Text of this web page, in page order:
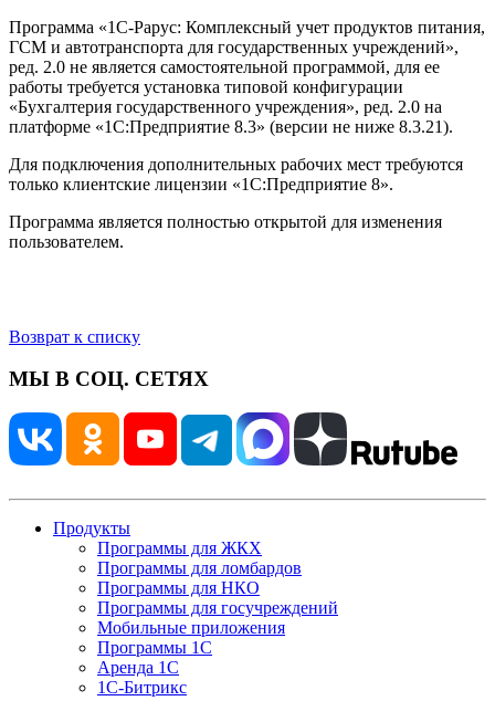
Программа «1С-Рарус: Комплексный учет продуктов питания,
ГСМ и автотранспорта для государственных учреждений»,
ред. 2.0 не является самостоятельной программой, для ее
работы требуется установка типовой конфигурации
«Бухгалтерия государственного учреждения», ред. 2.0 на
платформе «1С:Предприятие 8.3» (версии не ниже 8.3.21).
Для подключения дополнительных рабочих мест требуются
только клиентские лицензии «1С:Предприятие 8».
Программа является полностью открытой для изменения
пользователем.
Возврат к списку
МЫ В СОЦ. СЕТЯХ
Продукты
Программы для ЖКХ
Программы для ломбардов
Программы для НКО
Программы для госучреждений
Мобильные приложения
Программы 1С
Аренда 1С
1С-Битрикс